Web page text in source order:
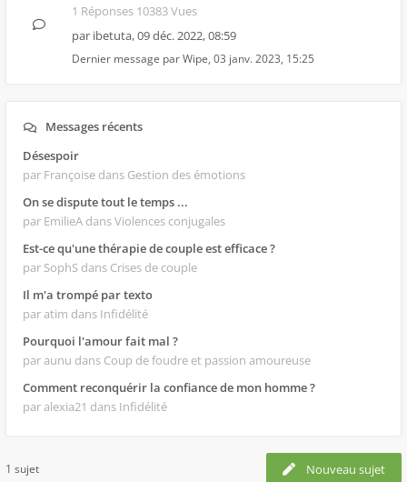
1 Réponses 10383 Vues
par ibetuta,09 déc. 2022, 08:59
Dernier message parWipe, 03 janv. 2023, 15:25
Messages récents
Désespoir
par Françoise dans Gestion des émotions
On se dispute tout le temps ...
par EmilieA dans Violences conjugales
Est-ce qu'une thérapie de couple est efficace ?
par SophS dans Crises de couple
Il m'a trompé par texto
par atim dans Infidélité
Pourquoi l'amour fait mal ?
par aunu dans Coup de foudre et passion amoureuse
Comment reconquérir la confiance de mon homme ?
par alexia21 dans Infidélité
Nouveau sujet
1 sujet